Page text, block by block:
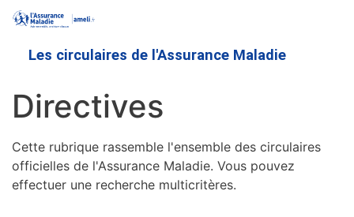
contenu
Les circulaires de l'Assurance Maladie
Directives
Cette rubrique rassemble l'ensemble des circulaires
officielles de l'Assurance Maladie. Vous pouvez
effectuer une recherche multicritères.